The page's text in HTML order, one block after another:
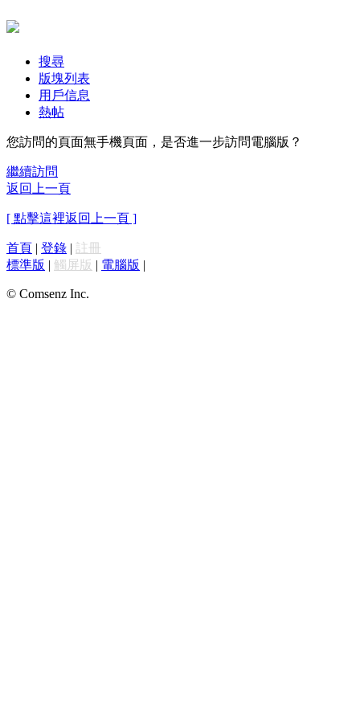
搜尋
版塊列表
用戶信息
熱帖
您訪問的頁面無手機頁面，是否進一步訪問電腦版？
繼續訪問
返回上一頁
[ 點擊這裡返回上一頁 ]
首頁 | 登錄 | 註冊
標準版 | 觸屏版 | 電腦版 |
© Comsenz Inc.